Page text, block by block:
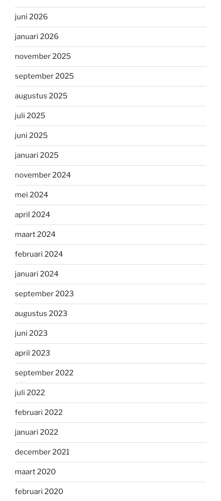
juni 2026
januari 2026
november 2025
september 2025
augustus 2025
juli 2025
juni 2025
januari 2025
november 2024
mei 2024
april 2024
maart 2024
februari 2024
januari 2024
september 2023
augustus 2023
juni 2023
april 2023
september 2022
juli 2022
februari 2022
januari 2022
december 2021
maart 2020
februari 2020